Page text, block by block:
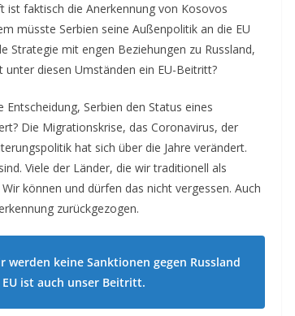
ist faktisch die Anerkennung von Kosovos
müsste Serbien seine Außenpolitik an die EU
Strategie mit engen Beziehungen zu Russland,
unter diesen Umständen ein EU-Beitritt?
Serbien den Status eines
Die Migrationskrise, das Coronavirus, der
hat sich über die Jahre verändert.
Viele der Länder, die wir traditionell als
können und dürfen das nicht vergessen. Auch
zurückgezogen.
keine Sanktionen gegen Russland
ist auch unser Beitritt.